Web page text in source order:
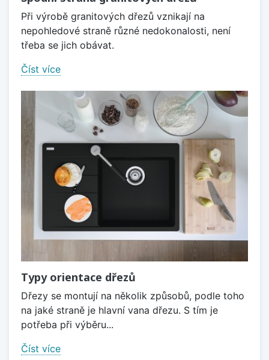
Při výrobě granitových dřezů vznikají na
nepohledové straně různé nedokonalosti, není
třeba se jich obávat.
Číst více
Typy orientace dřezů
Dřezy se montují na několik způsobů, podle toho
na jaké straně je hlavní vana dřezu. S tím je
potřeba při výběru...
Číst více